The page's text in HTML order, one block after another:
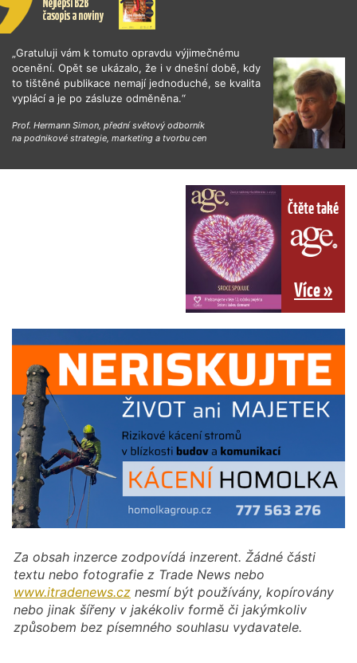
„Gratuluji vám k tomuto opravdu výjimečnému
ocenění. Opět se ukázalo, že i v dnešní době, kdy
to tištěné publikace nemají jednoduché, se kvalita
vyplácí a je po zásluze odměněna.“
Prof. Hermann Simon, přední světový odborník
na podnikové strategie, marketing a tvorbu cen
Čtěte také
Více »
Za obsah inzerce zodpovídá inzerent. Žádné části
textu nebo fotografie z Trade News nebo
www.itradenews.cz nesmí být používány, kopírovány
nebo jinak šířeny v jakékoliv formě či jakýmkoliv
způsobem bez písemného souhlasu vydavatele.